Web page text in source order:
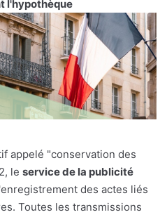
l'hypothèque
appelé "conservation des
le service de la publicité
des actes liés
Toutes les transmissions